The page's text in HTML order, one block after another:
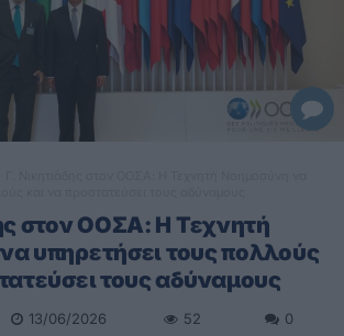
στον ΟΟΣΑ: Η Τεχνητή
υπηρετήσει τους πολλούς
τους αδύναμους
13/06/2026 52 0